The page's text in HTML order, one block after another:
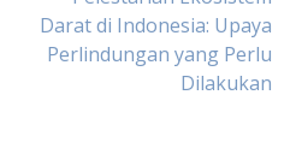
Darat di Indonesia: Upaya
Perlindungan yang Perlu
Dilakukan